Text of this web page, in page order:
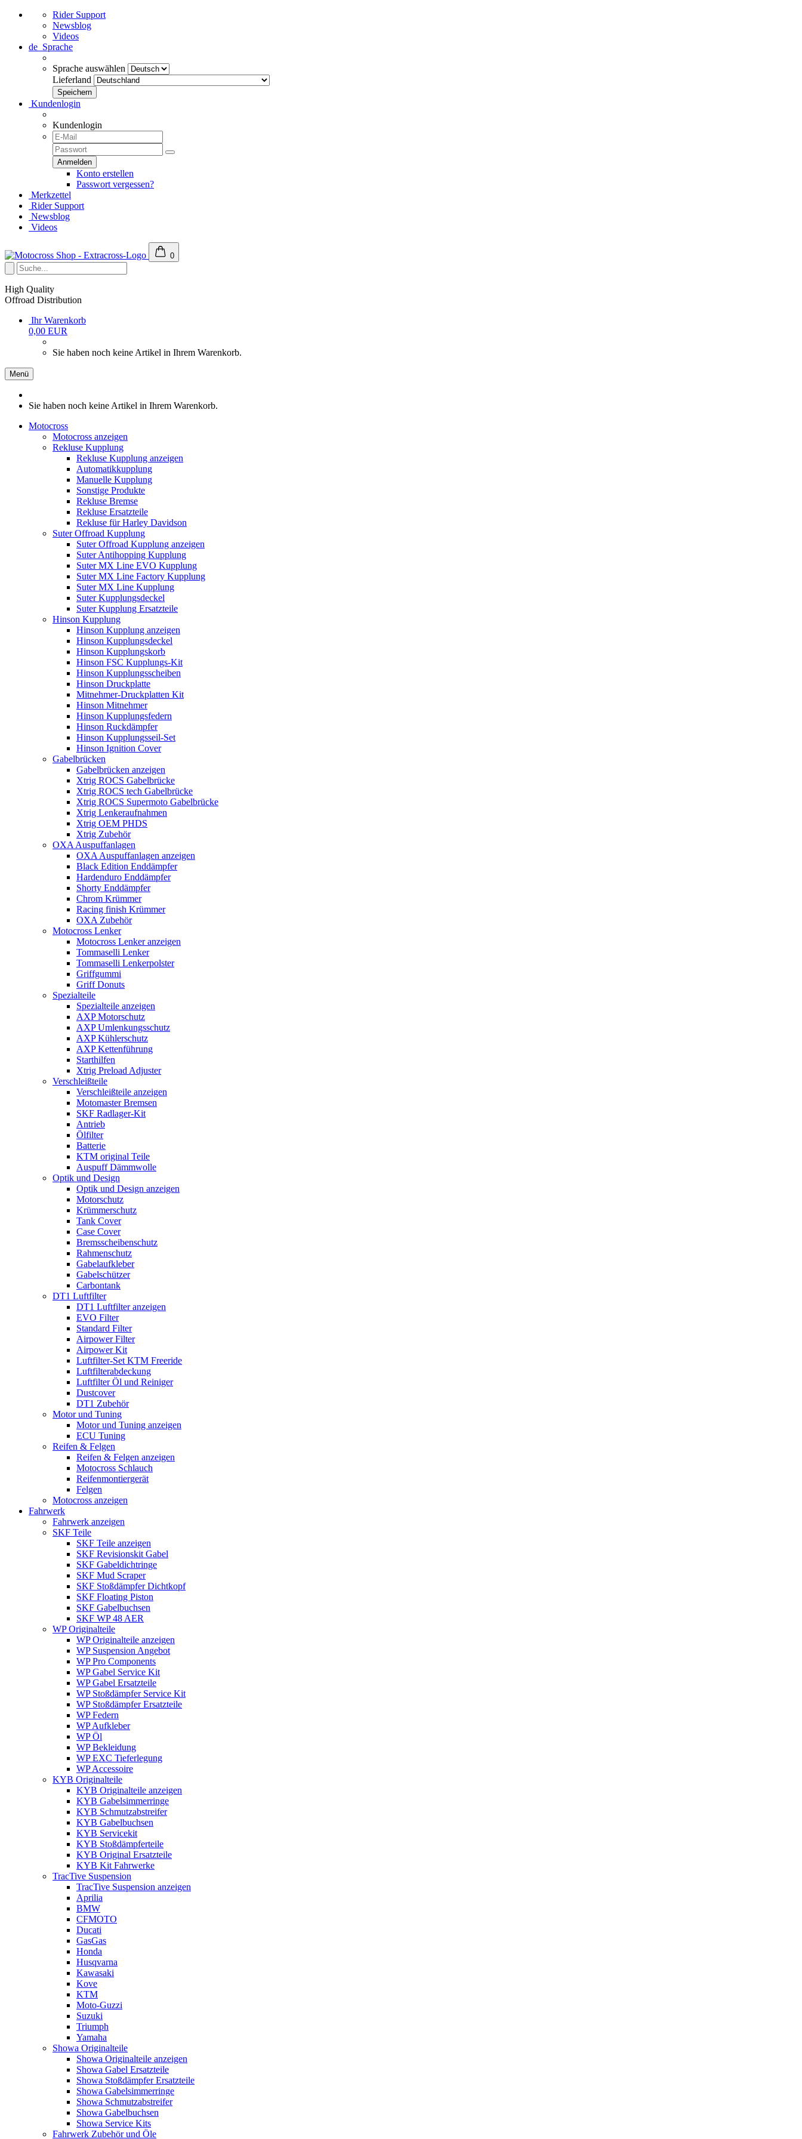
Rider Support
Newsblog
Videos
de Sprache
Sprache auswählen
Lieferland
Kundenlogin
Kundenlogin
Konto erstellen
Passwort vergessen?
Merkzettel
Rider Support
Newsblog
Videos
0
High Quality
Offroad Distribution
Ihr Warenkorb
0,00 EUR
Sie haben noch keine Artikel in Ihrem Warenkorb.
Menü
Sie haben noch keine Artikel in Ihrem Warenkorb.
Motocross
Motocross anzeigen
Rekluse Kupplung
Rekluse Kupplung anzeigen
Automatikkupplung
Manuelle Kupplung
Sonstige Produkte
Rekluse Bremse
Rekluse Ersatzteile
Rekluse für Harley Davidson
Suter Offroad Kupplung
Suter Offroad Kupplung anzeigen
Suter Antihopping Kupplung
Suter MX Line EVO Kupplung
Suter MX Line Factory Kupplung
Suter MX Line Kupplung
Suter Kupplungsdeckel
Suter Kupplung Ersatzteile
Hinson Kupplung
Hinson Kupplung anzeigen
Hinson Kupplungsdeckel
Hinson Kupplungskorb
Hinson FSC Kupplungs-Kit
Hinson Kupplungsscheiben
Hinson Druckplatte
Mitnehmer-Druckplatten Kit
Hinson Mitnehmer
Hinson Kupplungsfedern
Hinson Ruckdämpfer
Hinson Kupplungsseil-Set
Hinson Ignition Cover
Gabelbrücken
Gabelbrücken anzeigen
Xtrig ROCS Gabelbrücke
Xtrig ROCS tech Gabelbrücke
Xtrig ROCS Supermoto Gabelbrücke
Xtrig Lenkeraufnahmen
Xtrig OEM PHDS
Xtrig Zubehör
OXA Auspuffanlagen
OXA Auspuffanlagen anzeigen
Black Edition Enddämpfer
Hardenduro Enddämpfer
Shorty Enddämpfer
Chrom Krümmer
Racing finish Krümmer
OXA Zubehör
Motocross Lenker
Motocross Lenker anzeigen
Tommaselli Lenker
Tommaselli Lenkerpolster
Griffgummi
Griff Donuts
Spezialteile
Spezialteile anzeigen
AXP Motorschutz
AXP Umlenkungsschutz
AXP Kühlerschutz
AXP Kettenführung
Starthilfen
Xtrig Preload Adjuster
Verschleißteile
Verschleißteile anzeigen
Motomaster Bremsen
SKF Radlager-Kit
Antrieb
Ölfilter
Batterie
KTM original Teile
Auspuff Dämmwolle
Optik und Design
Optik und Design anzeigen
Motorschutz
Krümmerschutz
Tank Cover
Case Cover
Bremsscheibenschutz
Rahmenschutz
Gabelaufkleber
Gabelschützer
Carbontank
DT1 Luftfilter
DT1 Luftfilter anzeigen
EVO Filter
Standard Filter
Airpower Filter
Airpower Kit
Luftfilter-Set KTM Freeride
Luftfilterabdeckung
Luftfilter Öl und Reiniger
Dustcover
DT1 Zubehör
Motor und Tuning
Motor und Tuning anzeigen
ECU Tuning
Reifen & Felgen
Reifen & Felgen anzeigen
Motocross Schlauch
Reifenmontiergerät
Felgen
Motocross anzeigen
Fahrwerk
Fahrwerk anzeigen
SKF Teile
SKF Teile anzeigen
SKF Revisionskit Gabel
SKF Gabeldichtringe
SKF Mud Scraper
SKF Stoßdämpfer Dichtkopf
SKF Floating Piston
SKF Gabelbuchsen
SKF WP 48 AER
WP Originalteile
WP Originalteile anzeigen
WP Suspension Angebot
WP Pro Components
WP Gabel Service Kit
WP Gabel Ersatzteile
WP Stoßdämpfer Service Kit
WP Stoßdämpfer Ersatzteile
WP Federn
WP Aufkleber
WP Öl
WP Bekleidung
WP EXC Tieferlegung
WP Accessoire
KYB Originalteile
KYB Originalteile anzeigen
KYB Gabelsimmerringe
KYB Schmutzabstreifer
KYB Gabelbuchsen
KYB Servicekit
KYB Stoßdämpferteile
KYB Original Ersatzteile
KYB Kit Fahrwerke
TracTive Suspension
TracTive Suspension anzeigen
Aprilia
BMW
CFMOTO
Ducati
GasGas
Honda
Husqvarna
Kawasaki
Kove
KTM
Moto-Guzzi
Suzuki
Triumph
Yamaha
Showa Originalteile
Showa Originalteile anzeigen
Showa Gabel Ersatzteile
Showa Stoßdämpfer Ersatzteile
Showa Gabelsimmerringe
Showa Schmutzabstreifer
Showa Gabelbuchsen
Showa Service Kits
Fahrwerk Zubehör und Öle